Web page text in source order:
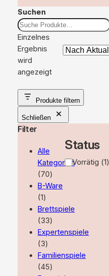
Suchen
Einzelnes
Ergebnis
wird
angezeigt
Produkte filtern
Schließen
Filter
Alle
Kategorien
7070
Produkte
B-Ware
11
Produkt
Brettspiele
3333
Produkte
Expertenspiele
33
Produkte
Familienspiele
4545
Status
Verfügbarkeit
Vorrätig (1)